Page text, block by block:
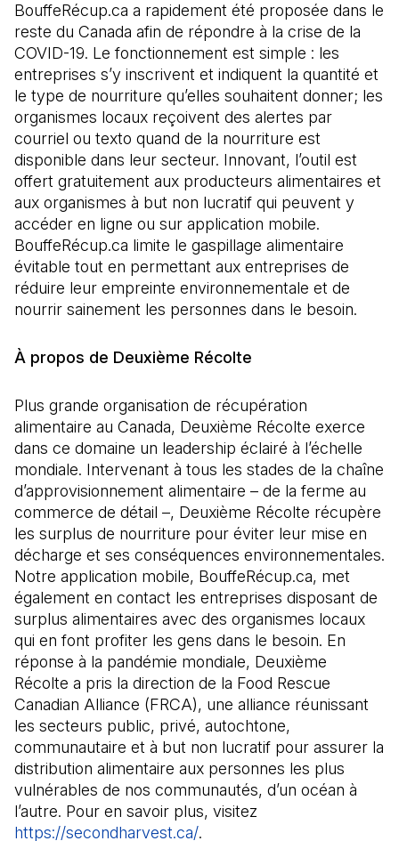
BouffeRécup.ca a rapidement été proposée dans le
reste du Canada afin de répondre à la crise de la
COVID-19. Le fonctionnement est simple : les
entreprises s’y inscrivent et indiquent la quantité et
le type de nourriture qu’elles souhaitent donner; les
organismes locaux reçoivent des alertes par
courriel ou texto quand de la nourriture est
disponible dans leur secteur. Innovant, l’outil est
offert gratuitement aux producteurs alimentaires et
aux organismes à but non lucratif qui peuvent y
accéder en ligne ou sur application mobile.
BouffeRécup.ca limite le gaspillage alimentaire
évitable tout en permettant aux entreprises de
réduire leur empreinte environnementale et de
nourrir sainement les personnes dans le besoin.
À propos de Deuxième Récolte
Plus grande organisation de récupération
alimentaire au Canada, Deuxième Récolte exerce
dans ce domaine un leadership éclairé à l’échelle
mondiale. Intervenant à tous les stades de la chaîne
d’approvisionnement alimentaire – de la ferme au
commerce de détail –, Deuxième Récolte récupère
les surplus de nourriture pour éviter leur mise en
décharge et ses conséquences environnementales.
Notre application mobile, BouffeRécup.ca, met
également en contact les entreprises disposant de
surplus alimentaires avec des organismes locaux
qui en font profiter les gens dans le besoin. En
réponse à la pandémie mondiale, Deuxième
Récolte a pris la direction de la Food Rescue
Canadian Alliance (FRCA), une alliance réunissant
les secteurs public, privé, autochtone,
communautaire et à but non lucratif pour assurer la
distribution alimentaire aux personnes les plus
vulnérables de nos communautés, d’un océan à
l’autre. Pour en savoir plus, visitez
https://secondharvest.ca/(Il s'ouvre dans un nouvel
.